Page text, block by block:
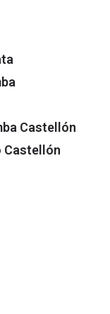
Castellón
Castellón